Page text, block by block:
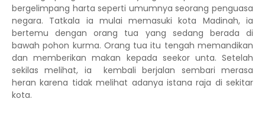
bergelimpang harta seperti umumnya seorang penguasa
negara. Tatkala ia mulai memasuki kota Madinah, ia
bertemu dengan orang tua yang sedang berada di
bawah pohon kurma. Orang tua itu tengah memandikan
dan memberikan makan kepada seekor unta. Setelah
sekilas melihat, ia kembali berjalan sembari merasa
heran karena tidak melihat adanya istana raja di sekitar
kota.